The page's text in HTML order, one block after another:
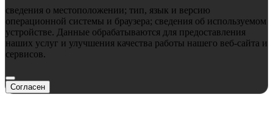
сведения о местоположении; тип, язык и версию
операционной системы и браузера; сведения об используемом
устройстве. Данные обрабатываются для предоставления
наших услуг и улучшения качества работы нашего веб-сайта и
сервисов.
Согласен